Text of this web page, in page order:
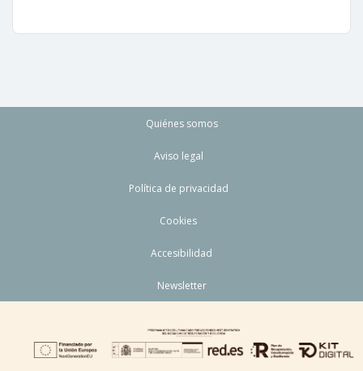
Quiénes somos
Aviso legal
Política de privacidad
Cookies
Accesibilidad
Newsletter